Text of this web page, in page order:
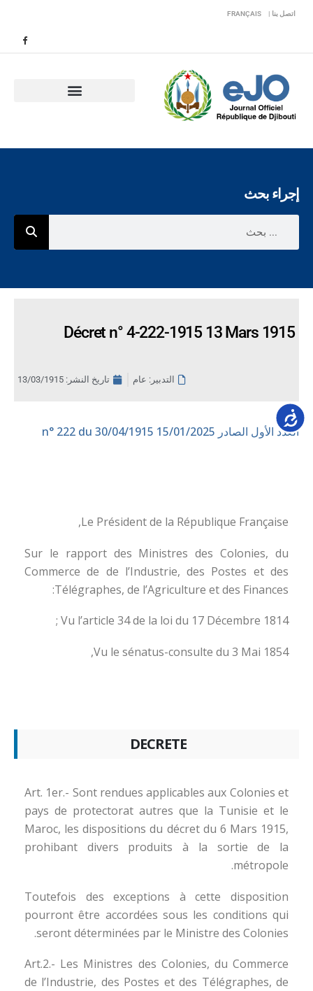
اتصل بنا | FRANÇAIS
إجراء بحث
Décret n° 4-222-1915 13 Mars 1915
التدبير: عام تاريخ النشر: 13/03/1915
العدد الأول الصادر 15/01/2025
Le Président de la République Française,
Sur le rapport des Ministres des Colonies, du
Commerce de de l’Industrie, des Postes et des
Télégraphes, de l’Agriculture et des Finances:
Vu l’article 34 de la loi du 17 Décembre 1814 ;
Vu le sénatus-consulte du 3 Mai 1854,
DECRETE
Art. 1er.- Sont rendues applicables aux Colonies et
pays de protectorat autres que la Tunisie et le
Maroc, les dispositions du décret du 6 Mars 1915,
prohibant divers produits à la sortie de la
métropole.
Toutefois des exceptions à cette disposition
pourront être accordées sous les conditions qui
seront déterminées par le Ministre des Colonies.
Art.2.- Les Ministres des Colonies, du Commerce
de l’Industrie, des Postes et des Télégraphes, de